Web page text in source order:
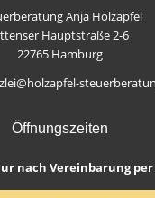
Anja Holzapfel
Hauptstraße 2-6
22765 Hamburg
Öffnungszeiten
nach Vereinbarung per